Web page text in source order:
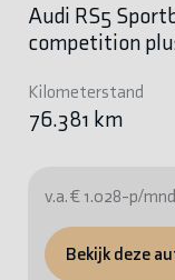
Audi RS5
competition
Kilometerstand
76.381 km
v.a. € 1.028-p/
Bekijk deze